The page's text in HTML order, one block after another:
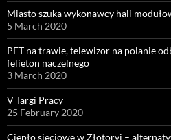
Miasto szuka wykonawcy hali
5 March 2020
PET na trawie, telewizor na polanie
felieton naczelnego
3 March 2020
V Targi Pracy
25 February 2020
Ciepło sieciowe w Złotoryi –